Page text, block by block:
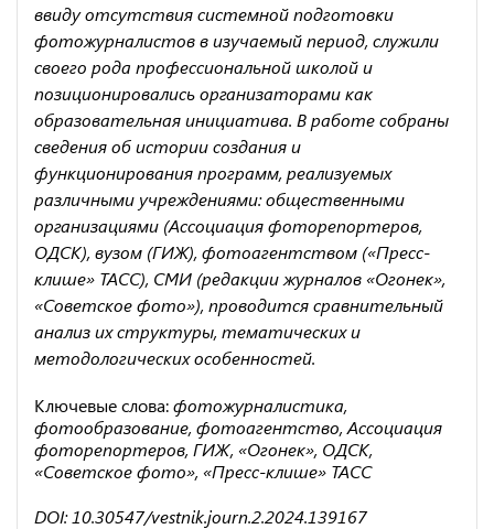
ввиду отсутствия системной подготовки
фотожурналистов в изучаемый период, служили
своего рода профессиональной школой и
позиционировались организаторами как
образовательная инициатива. В работе собраны
сведения об истории создания и
функционирования программ, реализуемых
различными учреждениями: общественными
организациями (Ассоциация фоторепортеров,
ОДСК), вузом (ГИЖ), фотоагентством («Пресс-
клише» ТАСС), СМИ (редакции журналов «Огонек»,
«Советское фото»), проводится сравнительный
анализ их структуры, тематических и
методологических особенностей.
Ключевые слова:фотожурналистика,
фотообразование, фотоагентство, Ассоциация
фоторепортеров, ГИЖ, «Огонек», ОДСК,
«Советское фото», «Пресс-клише» ТАСС
DOI: 10.30547/vestnik.journ.2.2024.139167